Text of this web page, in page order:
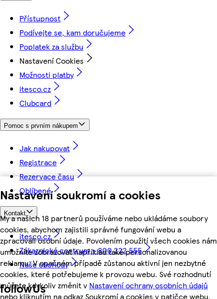
Nastavení soukromí a cookies
My a našich 18 partnerů používáme nebo ukládáme soubory
cookies, abychom zajistili správné fungování webu a
zpracovali osobní údaje. Povolením použití všech cookies nám
umožníte zobrazovat například také personalizovanou
reklamu. V opačném případě zůstanou aktivní jen nezbytné
cookies, které potřebujeme k provozu webu. Své rozhodnutí
můžete kdykoliv změnit v Nastavení ochrany osobních údajů
nebo kliknutím na odkaz Soukromí a cookies v patičce webu.
Přístupnost
Podívejte se, kam doručujeme
Poplatek za službu
Nastavení Cookies
Možnosti platby
itesco.cz
Clubcard
Pomoc s prvním nákupem
Jak nakupovat
Registrace
Rezervace času
Oblíbené
Kontakt
itesco.cz
Zákaznické centrum - 800 222 555
Naše obchody
followUs